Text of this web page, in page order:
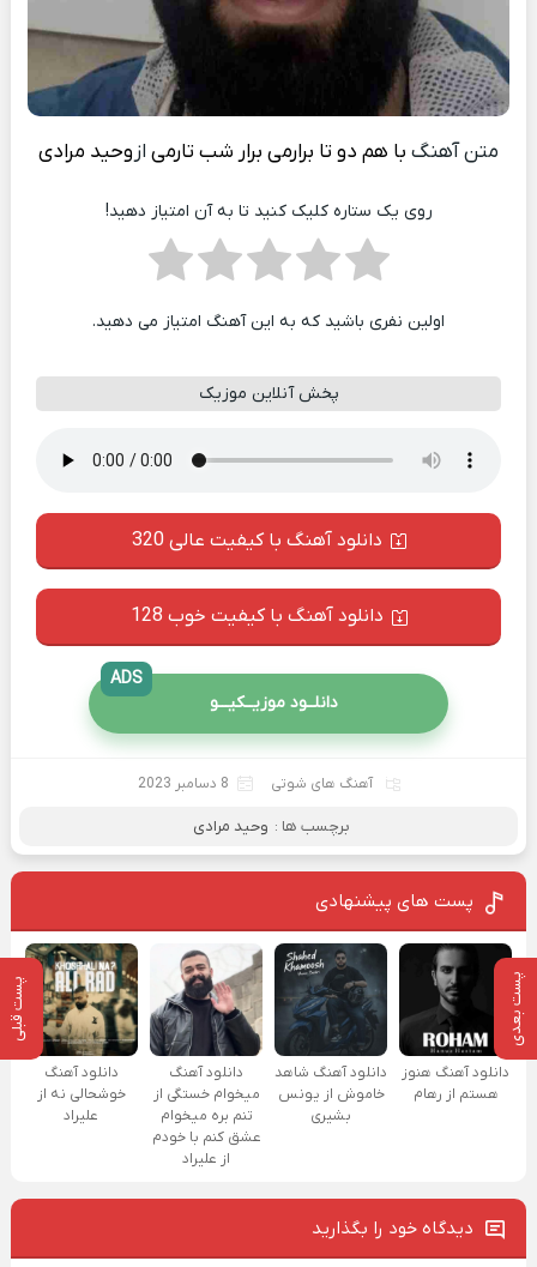
پست بعدی پست قبلی
متن آهنگ با هم دو تا برارمی برار شب تارمی از وحید مرادی
روی یک ستاره کلیک کنید تا به آن امتیاز دهید!
اولین نفری باشید که به این آهنگ امتیاز می دهید.
پخش آنلاین موزیک
دانلود آهنگ با کیفیت عالی 320
دانلود آهنگ با کیفیت خوب 128
دانلــود موزیــکیـــو
ADS
آهنگ های شوتی 8 دسامبر 2023
برچسب ها : وحید مرادی
پست های پیشنهادی
دانلود آهنگ هنوز
هستم از رهام
دانلود آهنگ شاهد
خاموش از یونس
بشیری
دانلود آهنگ
میخوام خستگی از
تنم بره میخوام
عشق کنم با خودم
از علیراد
دانلود آهنگ
خوشحالی نه از
علیراد
دیدگاه خود را بگذارید